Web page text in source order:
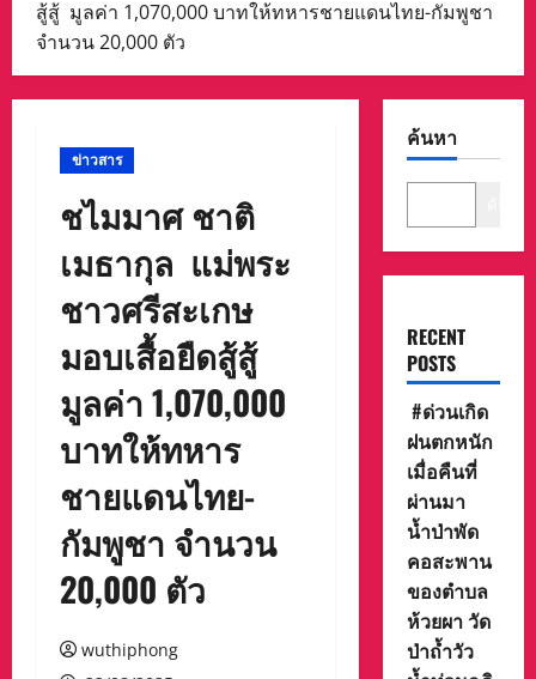
สู้สู้ มูลค่า 1,070,000 บาทให้ทหารชายแดนไทย-กัมพูชา
จำนวน 20,000 ตัว
ข่าวสาร
ชไมมาศ ชาติ
เมธากุล แม่พระ
ชาวศรีสะเกษ
มอบเสื้อยืดสู้สู้
มูลค่า 1,070,000
บาทให้ทหาร
ชายแดนไทย-
กัมพูชา จำนวน
20,000 ตัว
wuthiphong
ค้นหา
RECENT
POSTS
#ด่วนเกิด
ฝนตกหนัก
เมื่อคืนที่
ผ่านมา
น้ำป่าพัด
คอสะพาน
ของตำบล
ห้วยผา วัด
ป่าถ้ำวัว